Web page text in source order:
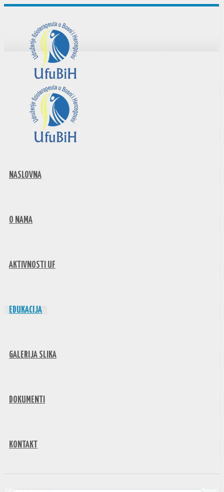
NASLOVNA
O NAMA
AKTIVNOSTI UF
EDUKACIJA
GALERIJA SLIKA
DOKUMENTI
KONTAKT